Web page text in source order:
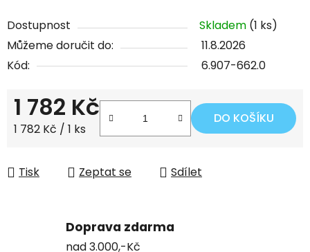
Dostupnost Skladem (1 ks)
Můžeme doručit do:
11.8.2026
Kód:
6.907-662.0
1 782 Kč
Měrná cena:
1 782 Kč / 1 ks
DO KOŠÍKU
Tisk Zeptat se Sdílet
Doprava zdarma
nad 3.000,-Kč